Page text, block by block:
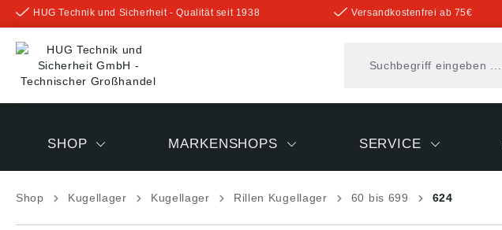
springen
HUG Technik und Sicherheit - Qualität seit 1938 Versandkostenfrei ab 75€
SHOP MARKENSHOPS SERVICE
Shop Kugellager Kugellager Rillen Kugellager 60 bis 699 624